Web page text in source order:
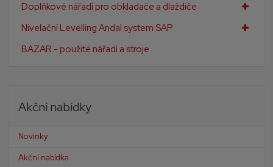
Doplňkové nářadí pro obkladače a dlaždiče
Nivelační Levelling Andal system SAP
BAZAR - použité nářadí a stroje
Akční nabídky
Novinky
Akční nabídka